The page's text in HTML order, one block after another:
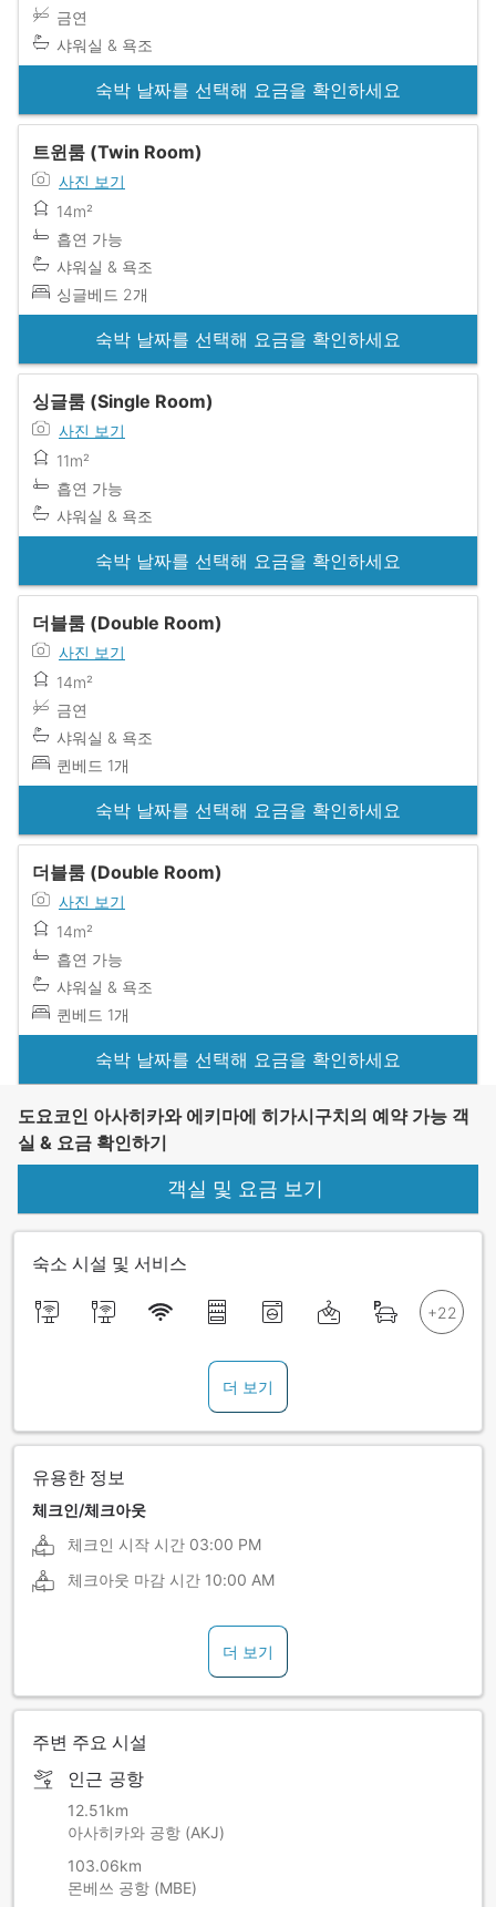
금연
샤워실 & 욕조
숙박 날짜를 선택해 요금을 확인하세요
트윈룸 (Twin Room)
사진 보기
14m²
흡연 가능
샤워실 & 욕조
싱글베드 2개
숙박 날짜를 선택해 요금을 확인하세요
싱글룸 (Single Room)
사진 보기
11m²
흡연 가능
샤워실 & 욕조
숙박 날짜를 선택해 요금을 확인하세요
더블룸 (Double Room)
사진 보기
14m²
금연
샤워실 & 욕조
퀸베드 1개
숙박 날짜를 선택해 요금을 확인하세요
더블룸 (Double Room)
사진 보기
14m²
흡연 가능
샤워실 & 욕조
퀸베드 1개
숙박 날짜를 선택해 요금을 확인하세요
도요코인 아사히카와 에키마에 히가시구치의 예약 가능 객
실 & 요금 확인하기
객실 및 요금 보기
숙소 시설 및 서비스
더 보기
유용한 정보
체크인/체크아웃
체크인 시작 시간 03:00 PM
체크아웃 마감 시간 10:00 AM
더 보기
주변 주요 시설
인근 공항
12.51km
아사히카와 공항 (AKJ)
103.06km
몬베쓰 공항 (MBE)